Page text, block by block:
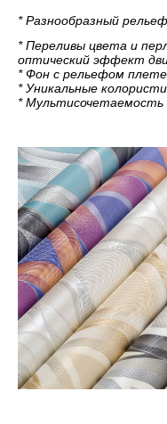
* Разнообразный
* Переливы цвета и
оптический эффект
* Фон с рельефом
* Уникальные
*